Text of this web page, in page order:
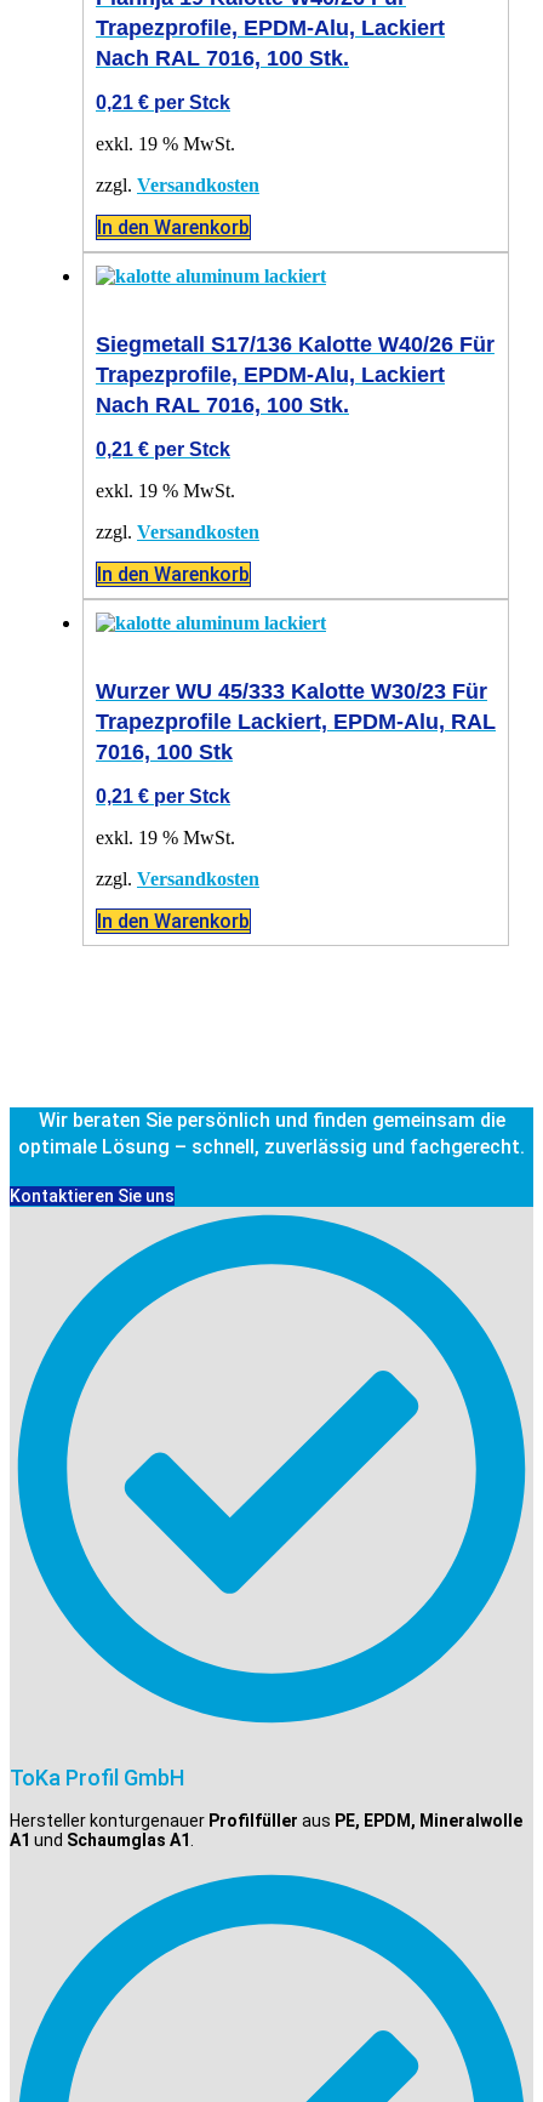
Trapezprofile, EPDM-Alu, Lackiert
Nach RAL 7016, 100 Stk.
0,21 € per Stck
exkl. 19 % MwSt.
zzgl. Versandkosten
In den Warenkorb
Siegmetall S17/136 Kalotte W40/26 Für
Trapezprofile, EPDM-Alu, Lackiert
Nach RAL 7016, 100 Stk.
0,21 € per Stck
exkl. 19 % MwSt.
zzgl. Versandkosten
In den Warenkorb
Wurzer WU 45/333 Kalotte W30/23 Für
Trapezprofile Lackiert, EPDM-Alu, RAL
7016, 100 Stk
0,21 € per Stck
exkl. 19 % MwSt.
zzgl. Versandkosten
In den Warenkorb
Wir beraten Sie persönlich und finden gemeinsam die
optimale Lösung – schnell, zuverlässig und fachgerecht.
Kontaktieren Sie uns
ToKa Profil GmbH
Hersteller konturgenauer Profilfüller aus PE, EPDM, Mineralwolle
A1 und Schaumglas A1.